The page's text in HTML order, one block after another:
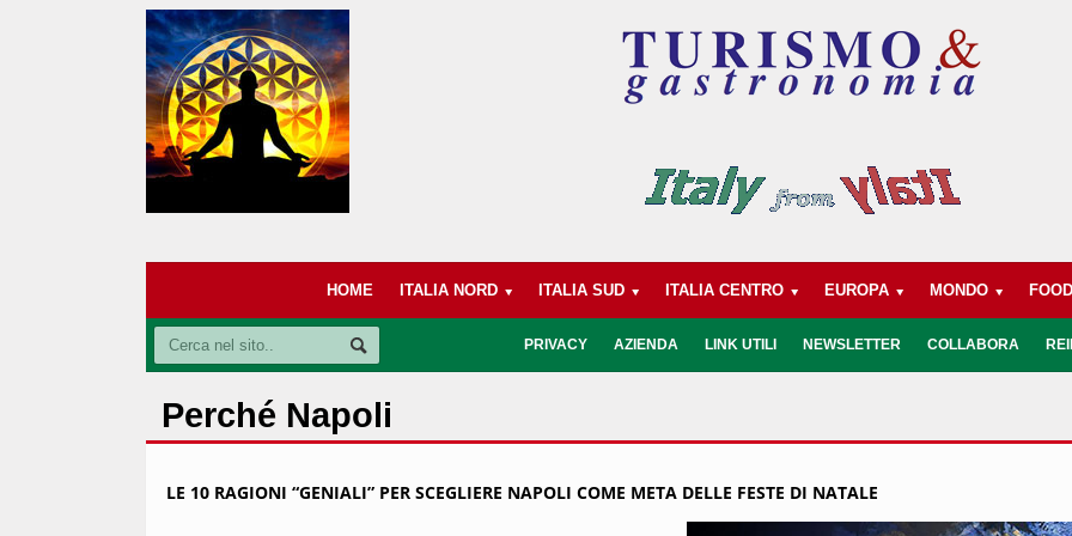
HOME ITALIA NORD ITALIA SUD ITALIA CENTRO EUROPA MONDO FOOD
PRIVACY AZIENDA LINK UTILI NEWSLETTER COLLABORA
Perché Napoli
LE 10 RAGIONI “GENIALI” PER SCEGLIERE NAPOLI COME META DELLE FESTE DI NATALE